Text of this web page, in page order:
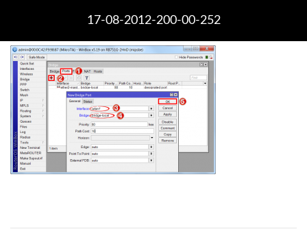
17-08-2012-200-00-252